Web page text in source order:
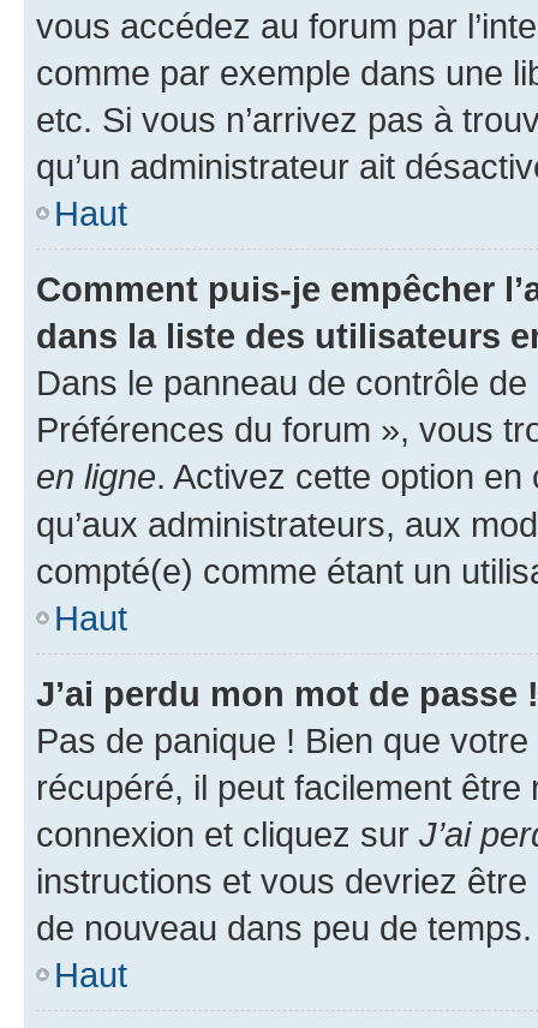
vous accédez au forum par
comme par exemple dans une
etc. Si vous n’arrivez pas à
qu’un administrateur ait
Haut
Comment puis-je empêcher
dans la liste des utilisateurs
Dans le panneau de contrôle
Préférences du forum », vous
en ligne. Activez cette option
qu’aux administrateurs, aux
compté(e) comme étant un
Haut
J’ai perdu mon mot de passe !
Pas de panique ! Bien que
récupéré, il peut facilement
connexion et cliquez sur J’ai
instructions et vous devriez
de nouveau dans peu de temps.
Haut